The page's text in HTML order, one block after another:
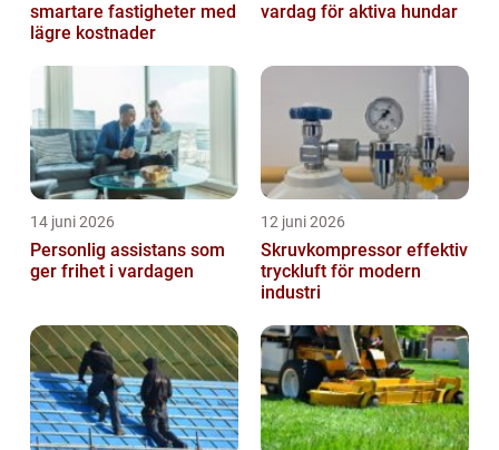
smartare fastigheter med
lägre kostnader
vardag för aktiva hundar
14 juni 2026
Personlig assistans som
ger frihet i vardagen
12 juni 2026
Skruvkompressor effektiv
tryckluft för modern
industri